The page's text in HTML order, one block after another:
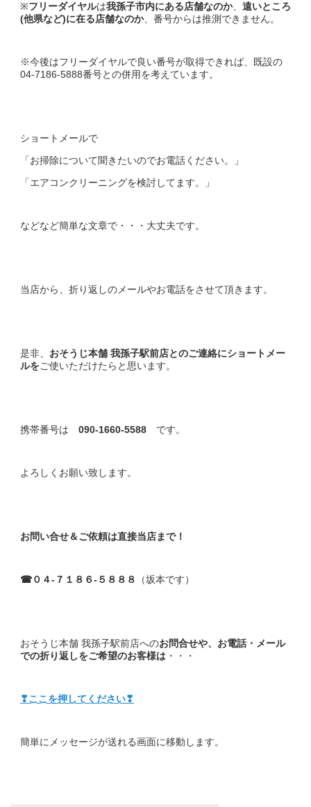
※フリーダイヤルは我孫子市内にある店舗なのか、 遠いところ
(他県など)に在る店舗なのか、番号からは推測できません。
※今後はフリーダイヤルで良い番号が取得できれば、既設の
04-7186-5888番号との併用を考えています。
ショートメールで
「お掃除について聞きたいのでお電話ください。」
「エアコンクリーニングを検討してます。」
などなど簡単な文章で・・・大丈夫です。
当店から、折り返しのメールやお電話をさせて頂きます。
是非、 おそうじ本舗 我孫子駅前店とのご連絡にショートメー
ルをご使いただけたらと思います。
携帯番号は 090-1660-5588 です。
よろしくお願い致します。
お問い合せ＆ご依頼は直接当店まで！
☎０４-７１８６-５８８８ （坂本です）
おそうじ本舗 我孫子駅前店へのお問合せや、お電話・メール
での折り返しをご希望のお客様は ・・・
❣ここを押してください❣
簡単にメッセージが送れる画面に移動します。